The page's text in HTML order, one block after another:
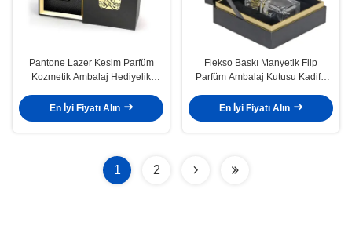
Pantone Lazer Kesim Parfüm
Kozmetik Ambalaj Hediyelik
En İyi Fiyatı Alın
Flekso Baskı Manyetik Flip
Parfüm Ambalaj Kutusu Kadife
En İyi Fiyatı Alın
1 2